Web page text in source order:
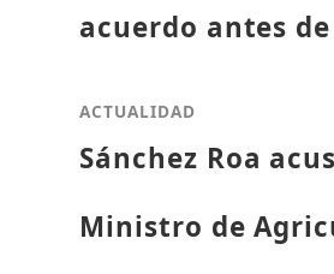
acuerdo antes
ACTUALIDAD
Sánchez Roa
Ministro de